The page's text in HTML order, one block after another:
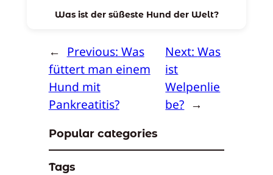
Was ist der süßeste Hund der Welt?
← Previous: Was
füttert man einem
Hund mit
Pankreatitis?
Next:Was
ist
Welpenlie
be? →
Popular categories
Tags